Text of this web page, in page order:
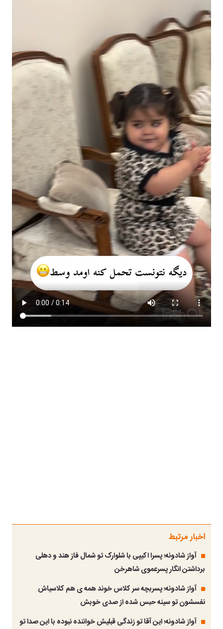
اخبار مرتبط
آواز شادونه؛ پسرا اکیپی با شلوارک تو شمال فاز هند و دهلی
برداشتن انگار پسرعموی شاهرخن
آواز شادونه؛ پسربچه سر کلاس خوند همه ی هم کلاسیاش
نفسشون تو سینه حبس شده از صدی خوبش
آواز شادونه؛ این آقا تو زندگی قبلیش خواننده نبوده با این صدا تو